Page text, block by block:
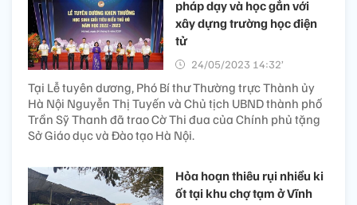
pháp dạy và học gắn với
xây dựng trường học điện
tử
24/05/2023 14:32’
Tại Lễ tuyên dương, Phó Bí thư Thường trực Thành ủy
Hà Nội Nguyễn Thị Tuyến và Chủ tịch UBND thành phố
Trần Sỹ Thanh đã trao Cờ Thi đua của Chính phủ tặng
Sở Giáo dục và Đào tạo Hà Nội.
Hỏa hoạn thiêu rụi nhiều ki
ốt tại khu chợ tạm ở Vĩnh